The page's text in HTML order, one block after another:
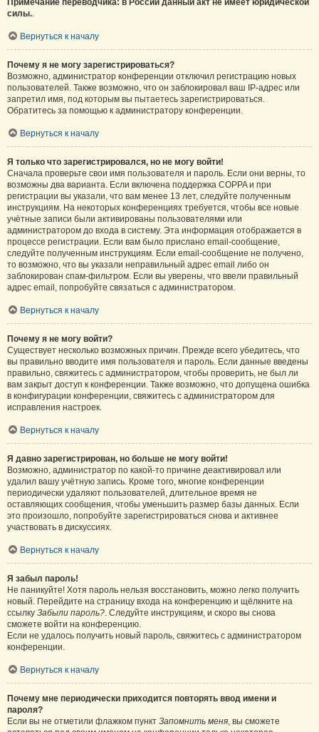
Примечание переводчика: в России данный акт не имеет юридической
силы..
Вернуться к началу
Почему я не могу зарегистрироваться?
Возможно, администратор конференции отключил регистрацию новых
пользователей. Также возможно, что он заблокировал ваш IP-адрес или
запретил имя, под которым вы пытаетесь зарегистрироваться.
Обратитесь за помощью к администратору конференции.
Вернуться к началу
Я только что зарегистрировался, но не могу войти!
Сначала проверьте свои имя пользователя и пароль. Если они верны, то
возможны два варианта. Если включена поддержка COPPA и при
регистрации вы указали, что вам менее 13 лет, следуйте полученным
инструкциям. На некоторых конференциях требуется, чтобы все новые
учётные записи были активированы пользователями или
администратором до входа в систему. Эта информация отображается в
процессе регистрации. Если вам было прислано email-сообщение,
следуйте полученным инструкциям. Если email-сообщение не получено,
то возможно, что вы указали неправильный адрес email либо он
заблокирован спам-фильтром. Если вы уверены, что ввели правильный
адрес email, попробуйте связаться с администратором.
Вернуться к началу
Почему я не могу войти?
Существует несколько возможных причин. Прежде всего убедитесь, что
вы правильно вводите имя пользователя и пароль. Если данные введены
правильно, свяжитесь с администратором, чтобы проверить, не был ли
вам закрыт доступ к конференции. Также возможно, что допущена ошибка
в конфигурации конференции, свяжитесь с администратором для
исправления настроек.
Вернуться к началу
Я давно зарегистрирован, но больше не могу войти!
Возможно, администратор по какой-то причине деактивировал или
удалил вашу учётную запись. Кроме того, многие конференции
периодически удаляют пользователей, длительное время не
оставляющих сообщения, чтобы уменьшить размер базы данных. Если
это произошло, попробуйте зарегистрироваться снова и активнее
участвовать в дискуссиях.
Вернуться к началу
Я забыл пароль!
Не паникуйте! Хотя пароль нельзя восстановить, можно легко получить
новый. Перейдите на страницу входа на конференцию и щёлкните на
ссылку Забыли пароль?. Следуйте инструкциям, и скоро вы снова
сможете войти на конференцию.
Если не удалось получить новый пароль, свяжитесь с администратором
конференции.
Вернуться к началу
Почему мне периодически приходится повторять ввод имени и
пароля?
Если вы не отметили флажком пункт Запомнить меня, вы сможете